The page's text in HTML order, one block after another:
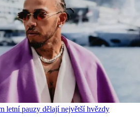
letní pauzy dělají největší hvězdy